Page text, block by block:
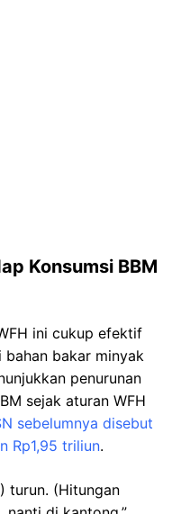
Konsumsi BBM
ini cukup efektif
bahan bakar minyak
penurunan
sejak aturan WFH
sebelumnya disebut
Rp1,95 triliun.
turun. (Hitungan